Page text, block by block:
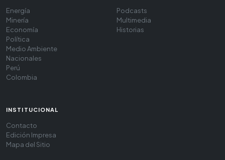
Energía
Minería
Economía
Política
Medio Ambiente
Nacionales
Perú
Colombia
Podcasts
Multimedia
Historias
INSTITUCIONAL
Contacto
Edición Impresa
Mapa del Sitio